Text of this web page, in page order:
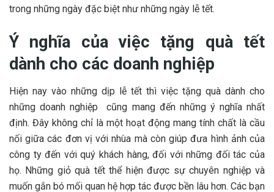
trong những ngày đặc biệt như những ngày lễ tết.
Ý nghĩa của việc tặng quà tết
dành cho các doanh nghiệp
Hiện nay vào những dịp lễ tết thì việc tặng quà dành cho
những doanh nghiệp cũng mang đến những ý nghĩa nhất
định. Đây không chỉ là một hoạt động mang tính chất là cầu
nối giữa các đơn vị với nhùa mà còn giúp đưa hình ảnh của
công ty đến với quý khách hàng, đối với những đối tác của
họ. Những giỏ quà tết thể hiện được sự chuyên nghiệp và
muốn gắn bó mối quan hệ hợp tác được bền lâu hơn. Các bạn